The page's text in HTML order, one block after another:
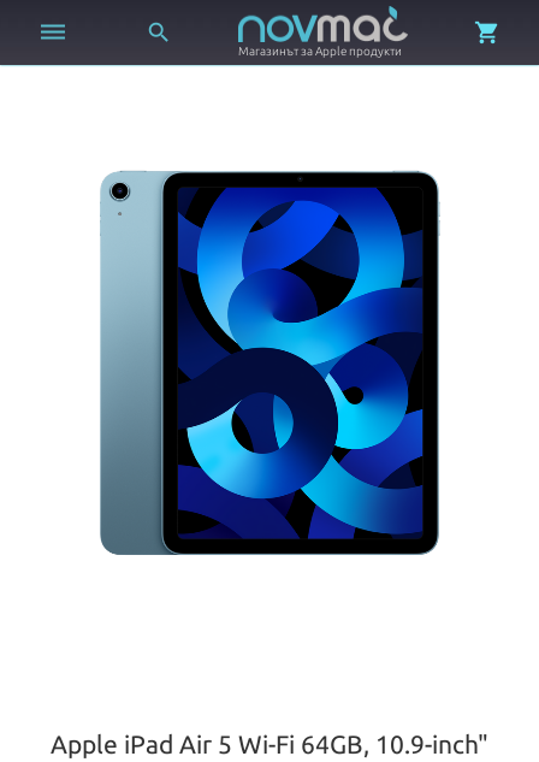
 
Магазинът за Apple продукти

Apple iPad Air 5 Wi-Fi 64GB, 10.9-inch"